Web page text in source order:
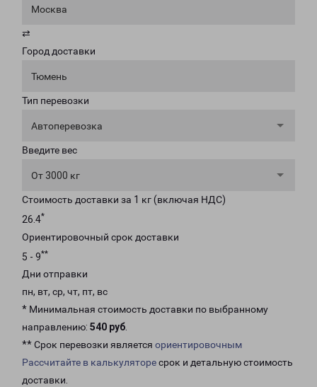
Москва
⇄
Город доставки
Тюмень
Тип перевозки
Автоперевозка
Введите вес
От 3000 кг
Стоимость доставки за 1 кг (включая НДС)
26.4*
Ориентировочный срок доставки
5 - 9**
Дни отправки
пн, вт, ср, чт, пт, вс
* Минимальная стоимость доставки по выбранному
направлению: 540 руб.
** Срок перевозки является ориентировочным
Рассчитайте в калькуляторесрок и детальную стоимость
доставки.